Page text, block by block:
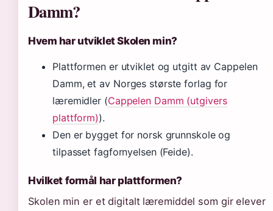
Damm?
Hvem har utviklet Skolen min?
Plattformen er utviklet og utgitt av Cappelen
Damm, et av Norges største forlag for
læremidler (Cappelen Damm (utgivers
plattform)).
Den er bygget for norsk grunnskole og
tilpasset fagfornyelsen (Feide).
Hvilket formål har plattformen?
Skolen min er et digitalt læremiddel som gir elever